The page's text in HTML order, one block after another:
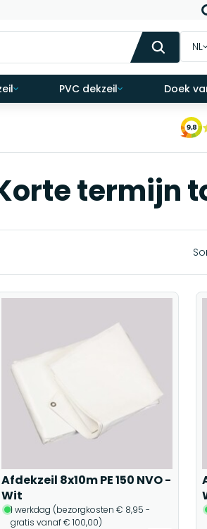
NL
PVC dekzeil Doek
termijn
Afdekzeil 8x10m PE 150 NVO -
Wit
1 werkdag (bezorgkosten € 8,95 -
gratis vanaf € 100,00)